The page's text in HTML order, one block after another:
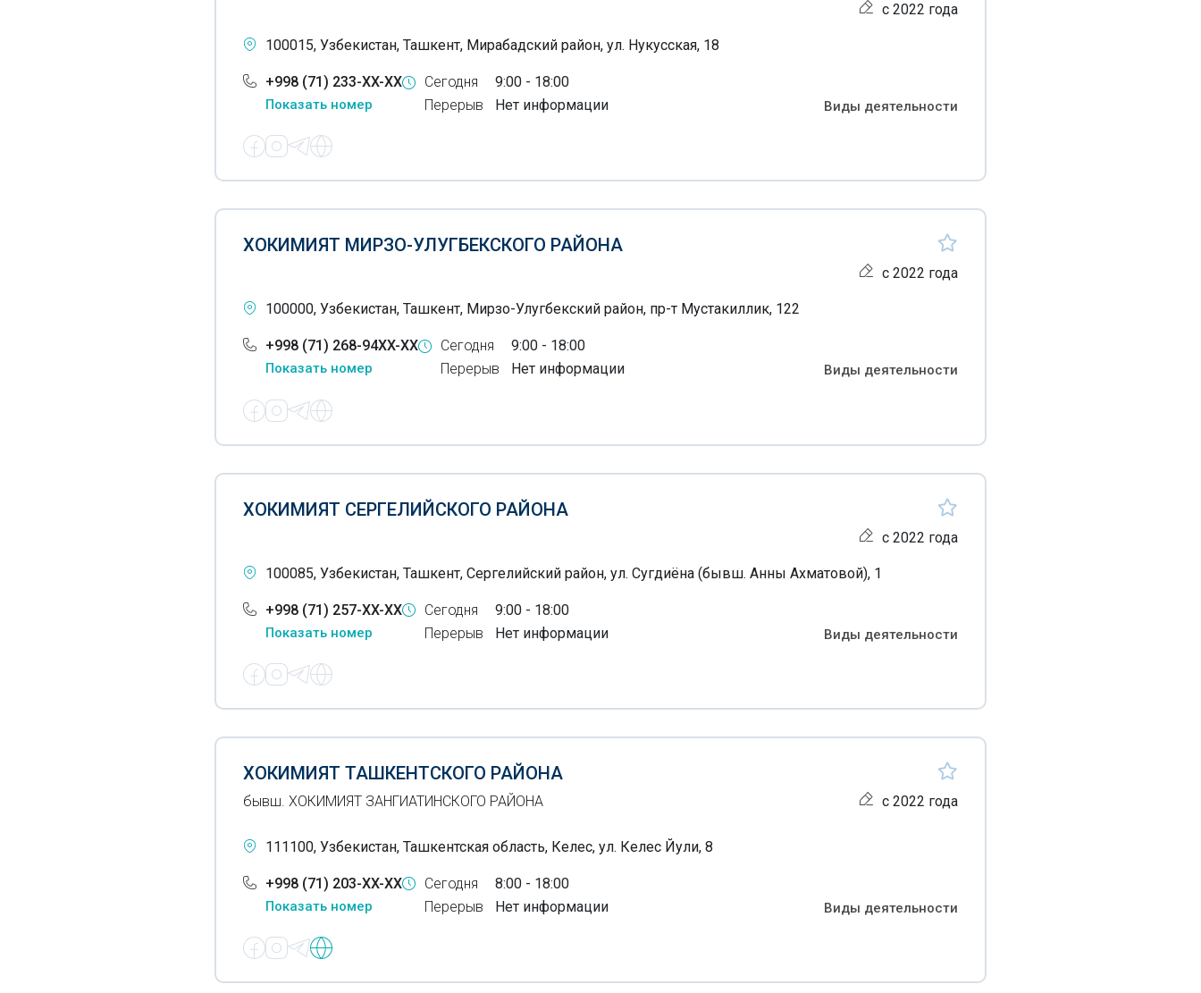
с 2022 года
100015, Узбекистан, Ташкент, Мирабадский район, ул. Нукусская, 18
+998 (71) 233-XX-XX
Показать номер
Сегодня
Перерыв
9:00 - 18:00
Нет информации
Виды деятельности
ХОКИМИЯТ МИРЗО-УЛУГБЕКСКОГО РАЙОНА
с 2022 года
100000, Узбекистан, Ташкент, Мирзо-Улугбекский район, пр-т Мустакиллик, 122
+998 (71) 268-94XX-XX
Показать номер
Сегодня
Перерыв
9:00 - 18:00
Нет информации
Виды деятельности
ХОКИМИЯТ СЕРГЕЛИЙСКОГО РАЙОНА
с 2022 года
100085, Узбекистан, Ташкент, Сергелийский район, ул. Сугдиёна (бывш. Анны Ахматовой), 1
+998 (71) 257-XX-XX
Показать номер
Сегодня
Перерыв
9:00 - 18:00
Нет информации
Виды деятельности
ХОКИМИЯТ ТАШКЕНТСКОГО РАЙОНА
бывш. ХОКИМИЯТ ЗАНГИАТИНСКОГО РАЙОНА с 2022 года
111100, Узбекистан, Ташкентская область, Келес, ул. Келес Йули, 8
+998 (71) 203-XX-XX
Показать номер
Сегодня
Перерыв
8:00 - 18:00
Нет информации
Виды деятельности